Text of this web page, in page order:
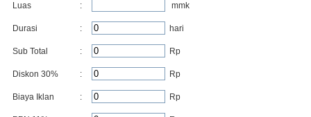
Luas : mmk
Durasi : hari
Sub Total : Rp
Diskon 30% : Rp
Biaya Iklan : Rp